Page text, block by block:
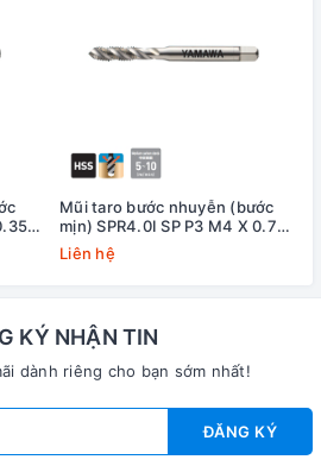
Mũi taro bước nhuyễn (bước
mịn) SPR4.0I SP P3 M4 X 0.7
+20 Yamawa (dung sai lớn)
Liên hệ
KÝ NHẬN TIN
dành riêng cho bạn sớm nhất!
ĐĂNG KÝ